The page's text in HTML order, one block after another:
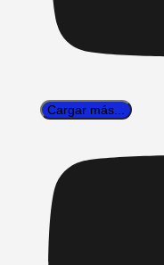
Cargar más...